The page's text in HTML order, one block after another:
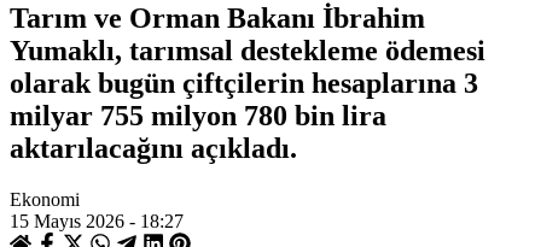
Tarım ve Orman Bakanı İbrahim
Yumaklı, tarımsal destekleme ödemesi
olarak bugün çiftçilerin hesaplarına 3
milyar 755 milyon 780 bin lira
aktarılacağını açıkladı.
Ekonomi
15 Mayıs 2026 - 18:27